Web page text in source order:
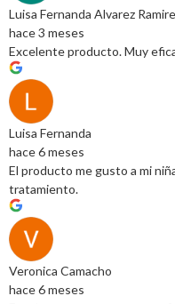
Luisa Fernanda Alvarez
hace 3 meses
Excelente producto. Muy
Luisa Fernanda
hace 6 meses
El producto me gusto a mi
tratamiento.
Veronica Camacho
hace 6 meses